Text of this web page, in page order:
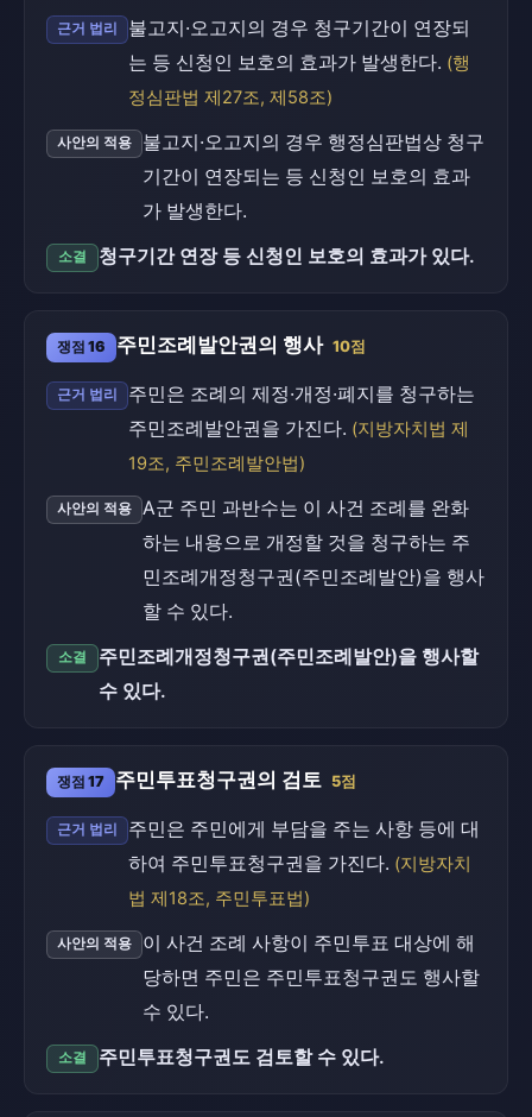
근거 법리
불고지·오고지의 경우 청구기간이 연장되
는 등 신청인 보호의 효과가 발생한다. (행
정심판법 제27조, 제58조)
사안의 적용
불고지·오고지의 경우 행정심판법상 청구
기간이 연장되는 등 신청인 보호의 효과
가 발생한다.
소결 청구기간 연장 등 신청인 보호의 효과가 있다.
쟁점 16 주민조례발안권의 행사 10점
근거 법리
주민은 조례의 제정·개정·폐지를 청구하는
주민조례발안권을 가진다. (지방자치법 제
19조, 주민조례발안법)
사안의 적용
A군 주민 과반수는 이 사건 조례를 완화
하는 내용으로 개정할 것을 청구하는 주
민조례개정청구권(주민조례발안)을 행사
할 수 있다.
소결
주민조례개정청구권(주민조례발안)을 행사할
수 있다.
쟁점 17 주민투표청구권의 검토 5점
근거 법리
주민은 주민에게 부담을 주는 사항 등에 대
하여 주민투표청구권을 가진다. (지방자치
법 제18조, 주민투표법)
사안의 적용
이 사건 조례 사항이 주민투표 대상에 해
당하면 주민은 주민투표청구권도 행사할
수 있다.
소결 주민투표청구권도 검토할 수 있다.